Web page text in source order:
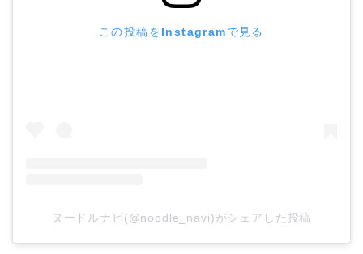
この投稿をInstagramで見る
ヌードルナビ(@noodle_navi)がシェアした投稿